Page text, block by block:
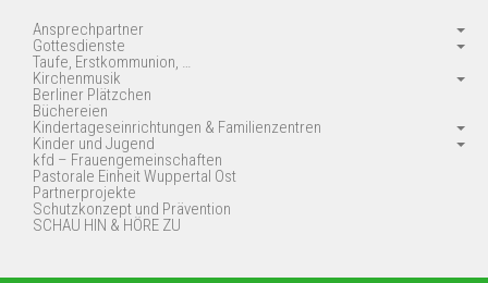
Ansprechpartner
Gottesdienste
Taufe, Erstkommunion, …
Kirchenmusik
Berliner Plätzchen
Büchereien
Kindertageseinrichtungen & Familienzentren
Kinder und Jugend
kfd – Frauengemeinschaften
Pastorale Einheit Wuppertal Ost
Partnerprojekte
Schutzkonzept und Prävention
SCHAU HIN & HÖRE ZU